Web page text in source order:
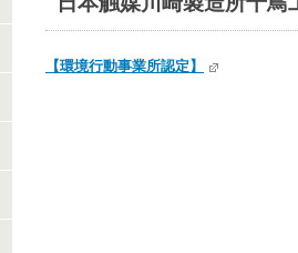
【環境行動事業所認定】